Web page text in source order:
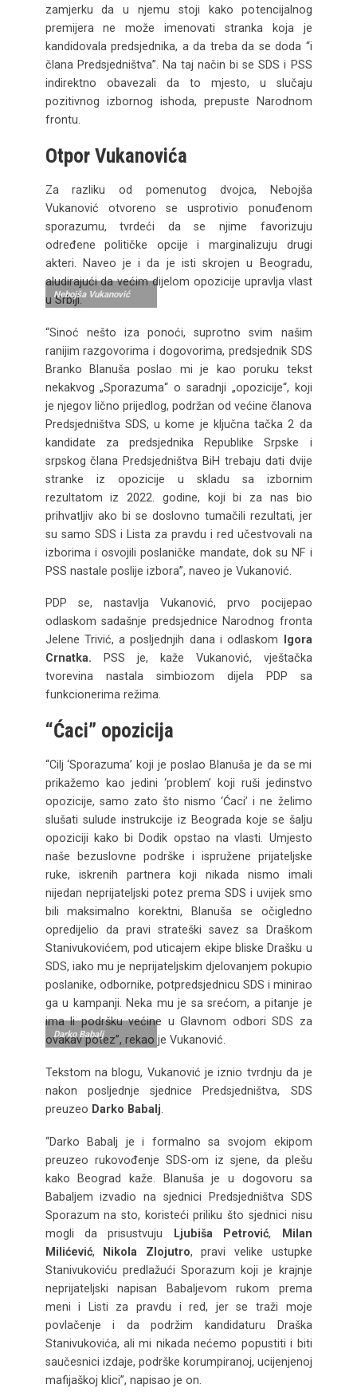
zamjerku da u njemu stoji kako potencijalnog
premijera ne može imenovati stranka koja je
kandidovala predsjednika, a da treba da se doda “i
člana Predsjedništva”. Na taj način bi se SDS i PSS
indirektno obavezali da to mjesto, u slučaju
pozitivnog izbornog ishoda, prepuste Narodnom
frontu.
Otpor Vukanovića
Za razliku od pomenutog dvojca, Nebojša
Vukanović otvoreno se usprotivio ponuđenom
sporazumu, tvrdeći da se njime favorizuju
određene političke opcije i marginalizuju drugi
akteri. Naveo je i da je isti skrojen u Beogradu,
aludirajući da većim dijelom opozicije upravlja vlast
u Srbiji.
Nebojša Vukanović
“Sinoć nešto iza ponoći, suprotno svim našim
ranijim razgovorima i dogovorima, predsjednik SDS
Branko Blanuša poslao mi je kao poruku tekst
nekakvog „Sporazuma“ o saradnji „opozicije“, koji
je njegov lično prijedlog, podržan od većine članova
Predsjedništva SDS, u kome je ključna tačka 2 da
kandidate za predsjednika Republike Srpske i
srpskog člana Predsjedništva BiH trebaju dati dvije
stranke iz opozicije u skladu sa izbornim
rezultatom iz 2022. godine, koji bi za nas bio
prihvatljiv ako bi se doslovno tumačili rezultati, jer
su samo SDS i Lista za pravdu i red učestvovali na
izborima i osvojili poslaničke mandate, dok su NF i
PSS nastale poslije izbora”, naveo je Vukanović.
PDP se, nastavlja Vukanović, prvo pocijepao
odlaskom sadašnje predsjednice Narodnog fronta
Jelene Trivić, a posljednjih dana i odlaskom
Igora
Crnatka. PSS je, kaže Vukanović, vještačka
tvorevina nastala simbiozom dijela PDP sa
funkcionerima režima.
“Ćaci” opozicija
“Cilj ‘Sporazuma’ koji je poslao Blanuša je da se mi
prikažemo kao jedini ‘problem’ koji ruši jedinstvo
opozicije, samo zato što nismo ‘Ćaci’ i ne želimo
slušati sulude instrukcije iz Beograda koje se šalju
opoziciji kako bi Dodik opstao na vlasti. Umjesto
naše bezuslovne podrške i ispružene prijateljske
ruke, iskrenih partnera koji nikada nismo imali
nijedan neprijateljski potez prema SDS i uvijek smo
bili maksimalno korektni, Blanuša se očigledno
opredijelio da pravi strateški savez sa Draškom
Stanivukovićem, pod uticajem ekipe bliske Drašku u
SDS, iako mu je neprijateljskim djelovanjem pokupio
poslanike, odbornike, potpredsjednicu SDS i minirao
ga u kampanji. Neka mu je sa srećom, a pitanje je
ima li podršku većine u Glavnom odbori SDS za
ovakav potez”, rekao je Vukanović.
Darko Babalj
Tekstom na blogu, Vukanović je iznio tvrdnju da je
nakon posljednje sjednice Predsjedništva, SDS
preuzeo Darko Babalj.
“Darko Babalj je i formalno sa svojom ekipom
preuzeo rukovođenje SDS-om iz sjene, da plešu
kako Beograd kaže. Blanuša je u dogovoru sa
Babaljem izvadio na sjednici Predsjedništva SDS
Sporazum na sto, koristeći priliku što sjednici nisu
mogli da prisustvuju
Ljubiša Petrović,
Milan
Milićević, Nikola Zlojutro, pravi velike ustupke
Stanivukoviću predlažući Sporazum koji je krajnje
neprijateljski napisan Babaljevom rukom prema
meni i Listi za pravdu i red, jer se traži moje
povlačenje i da podržim kandidaturu Draška
Stanivukovića, ali mi nikada nećemo popustiti i biti
saučesnici izdaje, podrške korumpiranoj, ucijenjenoj
mafijaškoj klici”, napisao je on.